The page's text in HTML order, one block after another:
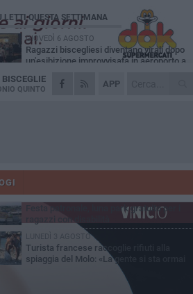
APP
BISCEGLIE
QUINTO
LETTI QUESTA SETTIMANA
GIOVEDÌ 6 AGOSTO
Ragazzi biscegliesi diventano virali dopo
un'esibizione improvvisata in aeroporto a
MARTEDÌ 4 AGOSTO
Emergenza caldo, il Comune di Bisceglie
Due auto incendiate nella notte in via Dieta
MERCOLEDÌ 5 AGOSTO
Festa patronale, luna park gratuito per i
LUNEDÌ 3 AGOSTO
Turista francese raccoglie rifiuti alla
spiaggia del Molo: «La gente si sta ormai